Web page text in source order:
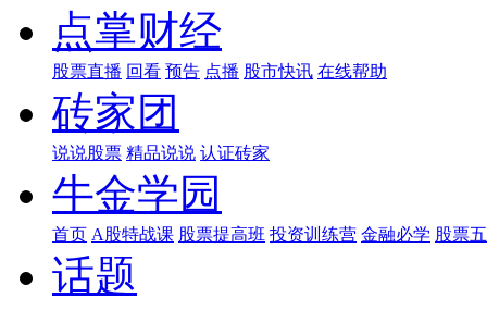
点掌财经
股票直播 回看 预告 点播 股市快讯 在线帮助
砖家团
说说股票 精品说说 认证砖家
牛金学园
首页 A股特战课 股票提高班 投资训练营 金融必学 股票
话题